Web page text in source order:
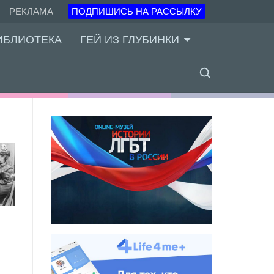
РЕКЛАМА ПОДПИШИСЬ НА РАССЫЛКУ
ГЕЙ ИЗ ГЛУБИНКИ